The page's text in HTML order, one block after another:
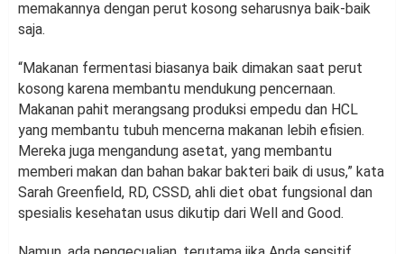
memakannya dengan perut kosong seharusnya baik-baik
saja.
“Makanan fermentasi biasanya baik dimakan saat perut
kosong karena membantu mendukung pencernaan.
Makanan pahit merangsang produksi empedu dan HCL
yang membantu tubuh mencerna makanan lebih efisien.
Mereka juga mengandung asetat, yang membantu
memberi makan dan bahan bakar bakteri baik di usus,” kata
Sarah Greenfield, RD, CSSD, ahli diet obat fungsional dan
spesialis kesehatan usus dikutip dari Well and Good.